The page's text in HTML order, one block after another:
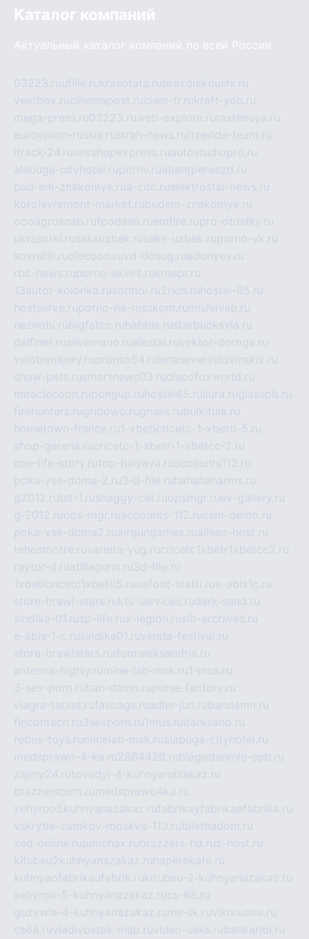
Каталог компаний
Актуальный каталог компаний по всей России
03223.ruufille.rukrasotata.ruprazdnikdushi.ru
veetbox.rucinemapost.ruciam-fr.rukraft-you.ru
mega-press.ru03223.ruweb-explore.ru rastenuya.ru
eurovision-russia.rustrah-news.rufreeride-team.ru
itrack-24.rusexshopexpress.ruautostudiopro.ru
alabuga-cityhotel.rupornv.ruatlantpereezd.ru
bud-em-znakomye.rua-cdc.ruelektrostal-news.ru
korolevremont-market.rubudem-znakomye.ru
oooagrosnab.rufpodaso.ruemfire.rupro-otdelky.ru
ukrasotki.ruseksuzbek.ruseks-uzbek.ruporno-vk.ru
sovratili.ruolecoon.ruvd-dosug.ruadonyev.ru
rbc-news.ruporno-skvirt.rukrospr.ru
13autor-kolonka.rusormol.ru2rich.ru hostel-65.ru
hostserve.ruporno-na-russkom.ru mishinlab.ru
neznobi.rubigfatcc.ru habble.rustarbucksvia.ru
delfinet.rusilvernano.ruelestal.ruvektor-doroga.ru
velotrenajery.rupronso54.ru lenasever.ru lovinskix.ru
show-pets.rusmartnews03.rudiscofoxworld.ru
miraclecoon.rupongup.ru hostel65.ru liura.ruglasspb.ru
firehunters.rugribowo.rugnalis.rubulkitula.ru
hometown-france.ru1-xbeticricetc-1-xbetti-5.ru
shop-garena.rucricetc-1-xbetr-1-xbetcc-2.ru
one-life-story.rutop-halyava.ruaccounts112.ru
poka-vse-doma-2.ru3-d-file.ru hahahaharms.ru
g2012.rutst-1.rushaggy-cat.ruopsmgr.ruev-gallery.ru
g-2012.ruops-mgr.ruaccounts-112.rucsm-demo.ru
poka-vse-doma2.ruairgungames.ruallseo-host.ru
tehosmotre.ruvarieta-yug.rucricetc1xbetr1xbetcc2.ru
raytor-d.ruatillagunn.ru3d-file.ru
1xbeticricetc1xbetti5.ruuafoot-statti.rue-abis1c.ru
store-brawl-stars.rukts-services.rudark-sand.ru
sindika-01.rusp-life.rux-legion.rusib-archives.ru
e-abis-1-c.rusindika01.ruvenda-festival.ru
store-brawlstars.rudooraleksandria.ru
antenna-highly.ru mine-lab-msk.ru1-mus.ru
3-sex-porn.ruban-damn.rupurse-factory.ru
viagra-tablet.rufasbags.ruadler-jun.rubandamn.ru
fincontech.ru3sexporn.ru1mus.rudarksand.ru
rebus-toys.ru minelab-msk.rualabuga-cityhotel.ru
medsprawo-4-ka.ru2864420.rublagodarenie-spb.ru
zajmy24.rutovudyi-4-kuhnyanazakaz.ru
brazzerscom.ru medsprawo4ka.ru
xehyroo5kuhnyanazakaz.rufabrikayfabrikaefabrika.ru
vskrytie-zamkov-moskva-113.rubiletnadom.ru
zed-online.rupimchax.rubrazzers-hd.ruz-host.ru
kitubeu2kuhnyanazakaz.ru naperekate.ru
kuhnyaofabrikaufabrik.rukitubeu-2-kuhnyanazakaz.ru
xehyroo-5-kuhnyanazakaz.rucs-68.ru
guzywia-4-kuhnyanazakaz.ru mir-tk.ruvlknrussia.ru
cs68.ruvladivostok-map.ruvideo-seks.rubankaribi.ru